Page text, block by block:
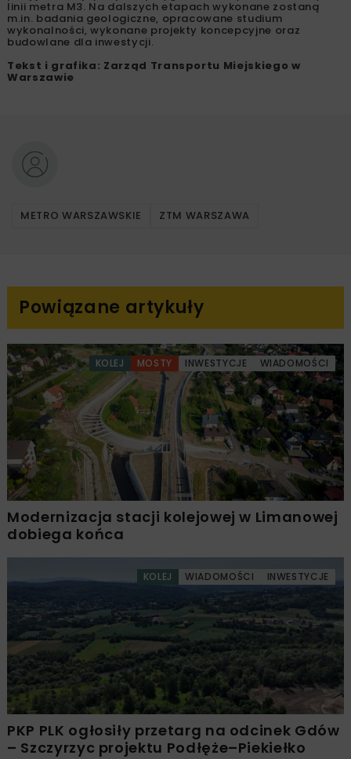
linii metra M3. Na dalszych etapach wykonane zostaną
m.in. badania geologiczne, opracowane studium
wykonalności, wykonane projekty koncepcyjne oraz
budowlane dla inwestycji.
Tekst i grafika: Zarząd Transportu Miejskiego w
Warszawie
METRO WARSZAWSKIE ZTM WARSZAWA
Powiązane artykuły
KOLEJ MOSTY INWESTYCJE WIADOMOŚCI
Modernizacja stacji kolejowej w Limanowej
dobiega końca
KOLEJ WIADOMOŚCI INWESTYCJE
PKP PLK ogłosiły przetarg na odcinek Gdów
– Szczyrzyc projektu Podłęże–Piekiełko